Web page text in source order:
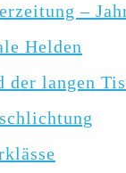
–
Helden
der langen